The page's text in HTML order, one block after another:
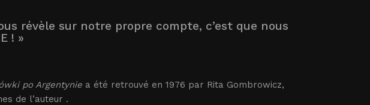
révèle sur notre propre compte, c’est que nous
! »
po Argentyniea été retrouvé en 1976 par Rita Gombrowicz,
de l’auteur .